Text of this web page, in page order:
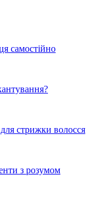
самостійно
стрижки волосся
з розумом